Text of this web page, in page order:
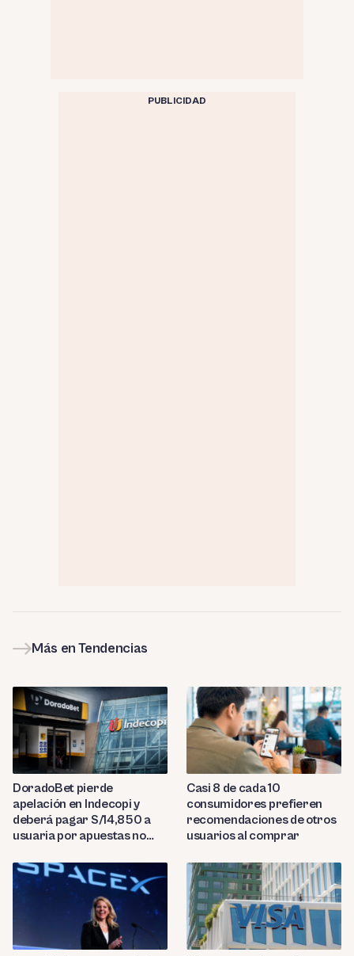
PUBLICIDAD
Más en Tendencias
DoradoBet pierde
apelación en Indecopi y
deberá pagar S/14,850 a
usuaria por apuestas no
Casi 8 de cada 10
consumidores prefieren
recomendaciones de otros
usuarios al comprar